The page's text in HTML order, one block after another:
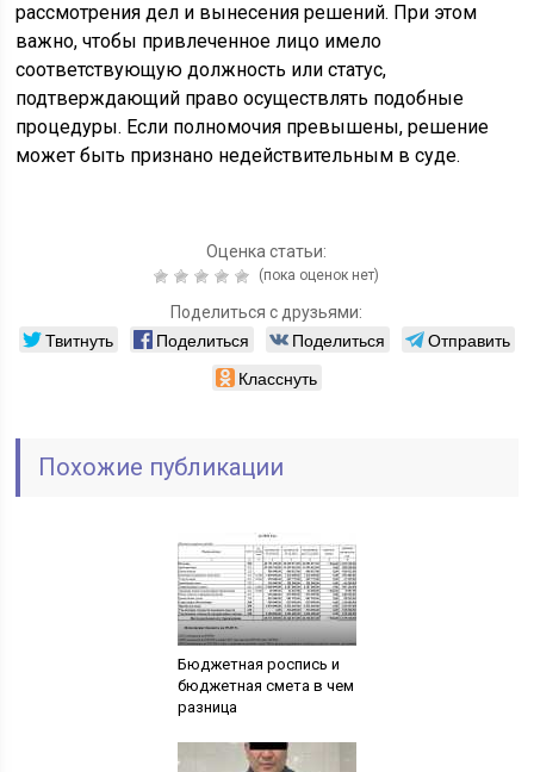
рассмотрения дел и вынесения решений. При этом
важно, чтобы привлеченное лицо имело
соответствующую должность или статус,
подтверждающий право осуществлять подобные
процедуры. Если полномочия превышены, решение
может быть признано недействительным в суде.
Оценка статьи:
(пока оценок нет)
Поделиться с друзьями:
Твитнуть Поделиться Поделиться
Отправить
Класснуть
Похожие публикации
Бюджетная роспись и
бюджетная смета в чем
разница